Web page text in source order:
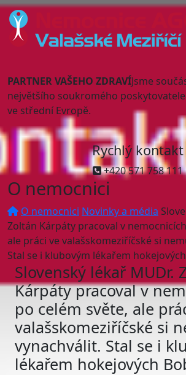
PARTNER VAŠEHO ZDRAVÍJsme
největšího soukromého
ve střední Evropě.
Rychlý kontakt
+420 571 758 111
O nemocnici
O nemocnici Novinky a média
Zoltán Kárpáty pracoval v
ale práci ve valašskomeziříčské si
Stal se i klubovým lékařem
Slovenský lékař MUDr.
Kárpáty pracoval v
po celém světe, ale
valašskomeziříčské si
vynachválit. Stal se i
lékařem hokejových